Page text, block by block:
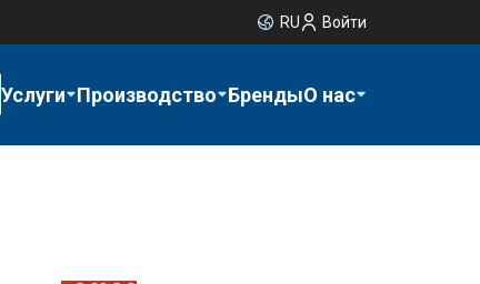
RU Войти
Услуги Производство БрендыО нас